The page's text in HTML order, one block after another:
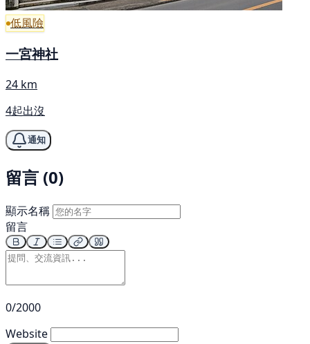
低風險
一宮神社
24 km
4起出沒
通知
留言 (0)
顯示名稱
留言
0/2000
Website